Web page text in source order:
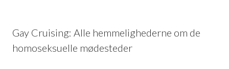
Gay Cruising: Alle hemmelighederne om de
homoseksuelle mødesteder